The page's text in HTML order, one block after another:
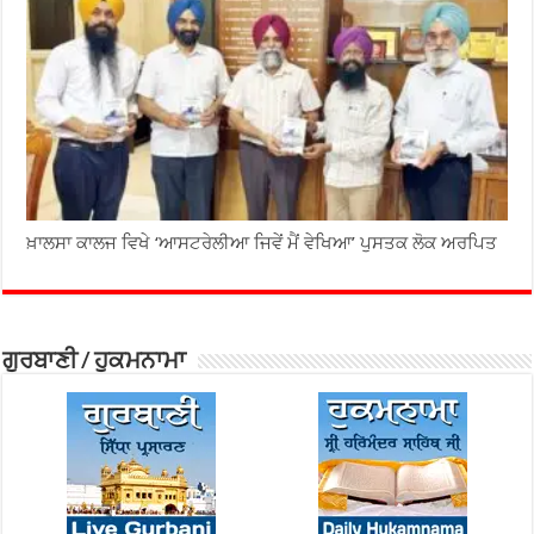
ਖ਼ਾਲਸਾ ਕਾਲਜ ਵਿਖੇ ‘ਆਸਟਰੇਲੀਆ ਜਿਵੇਂ ਮੈਂ ਵੇਖਿਆ’ ਪੁਸਤਕ ਲੋਕ ਅਰਪਿਤ
ਗੁਰਬਾਣੀ / ਹੁਕਮਨਾਮਾ